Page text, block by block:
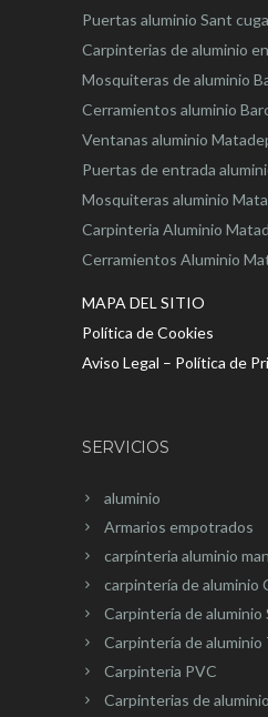
Puertas aluminio Sant
Carpinterias de aluminio
Mosquiteras de aluminio
Cerramientos aluminio
Ventanas aluminio
Puertas de entrada
Mosquiteras aluminio
Carpinteria Aluminio
Cerramientos Aluminio
MAPA DEL SITIO
Política de Cookies
Aviso Legal – Política de
SERVICIOS
aluminio
Armarios empotrados
carpínteria aluminio
carpintería de aluminio
Carpintería de aluminio
Carpintería de aluminio
Carpinteria PVC
Carpinterias de aluminio